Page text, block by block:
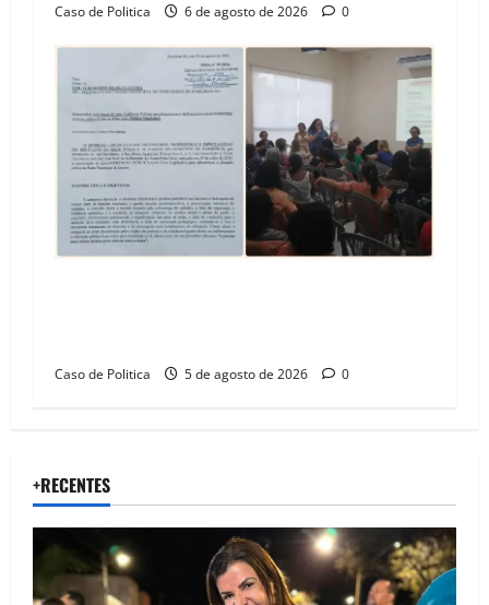
Caso de Politica 6 de agosto de 2026 0
Caso de Politica 5 de agosto de 2026 0
+RECENTES